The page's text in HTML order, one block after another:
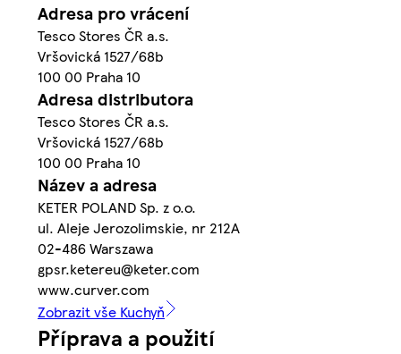
Adresa pro vrácení
Tesco Stores ČR a.s.
Vršovická 1527/68b
100 00 Praha 10
Adresa distributora
Tesco Stores ČR a.s.
Vršovická 1527/68b
100 00 Praha 10
Název a adresa
KETER POLAND Sp. z o.o.
ul. Aleje Jerozolimskie, nr 212A
02-486 Warszawa
gpsr.ketereu@keter.com
www.curver.com
Zobrazit vše Kuchyň
Příprava a použití